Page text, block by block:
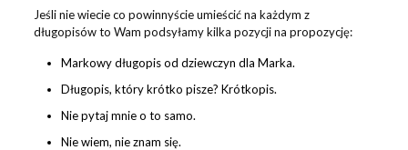
Jeśli nie wiecie co powinnyście umieścić na każdym z
długopisów to Wam podsyłamy kilka pozycji na propozycję:
Markowy długopis od dziewczyn dla Marka.
Długopis, który krótko pisze? Krótkopis.
Nie pytaj mnie o to samo.
Nie wiem, nie znam się.